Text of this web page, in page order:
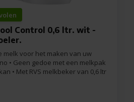
Control 0,6 ltr. wit -
melk voor het maken van uw
• Geen gedoe met een melkpak
• Met RVS melkbeker van 0,6 ltr